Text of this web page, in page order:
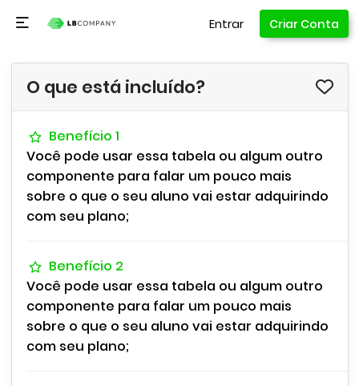
Entrar Criar Conta
O que está incluído?
Benefício 1
Você pode usar essa tabela ou algum outro
componente para falar um pouco mais
sobre o que o seu aluno vai estar adquirindo
com seu plano;
Benefício 2
Você pode usar essa tabela ou algum outro
componente para falar um pouco mais
sobre o que o seu aluno vai estar adquirindo
com seu plano;